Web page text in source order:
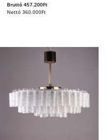
Bruttó457.200Ft
Nettó360.000Ft